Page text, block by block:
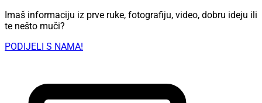
Imaš informaciju iz prve ruke, fotografiju, video, dobru ideju ili
te nešto muči?
PODIJELI S NAMA!